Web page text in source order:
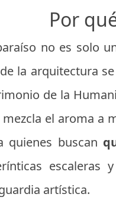
Por
no es solo
la arquitectura
de la
mezcla el aroma a
quienes buscan
artística.